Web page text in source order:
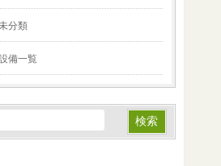
分類
備一覧